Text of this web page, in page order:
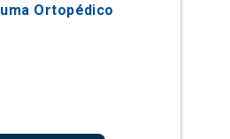
Ortopédico